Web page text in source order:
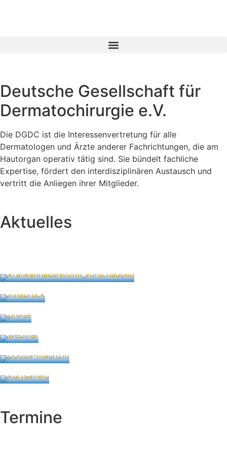
Deutsche Gesellschaft für
Dermatochirurgie e.V.
Die DGDC ist die Interessenvertretung für alle
Dermatologen und Ärzte anderer Fachrichtungen, die am
Hautorgan operativ tätig sind. Sie bündelt fachliche
Expertise, fördert den interdisziplinären Austausch und
vertritt die Anliegen ihrer Mitglieder.
Aktuelles
30. März 2026
24. März 2026
5. Januar 2026
5. September 2025
24. März 2025
Termine